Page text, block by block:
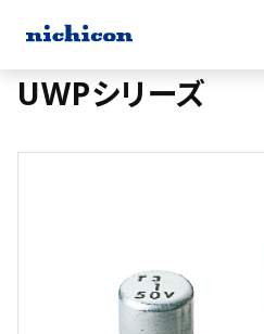
UWPシリーズ